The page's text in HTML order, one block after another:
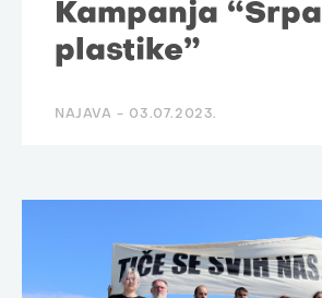
Kampanja
plastike”
NAJAVA - 03.07.2023.